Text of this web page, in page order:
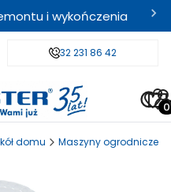
i wykończenia
Fachowe doradztwo
32 231 86 42
domu Maszyny ogrodnicze